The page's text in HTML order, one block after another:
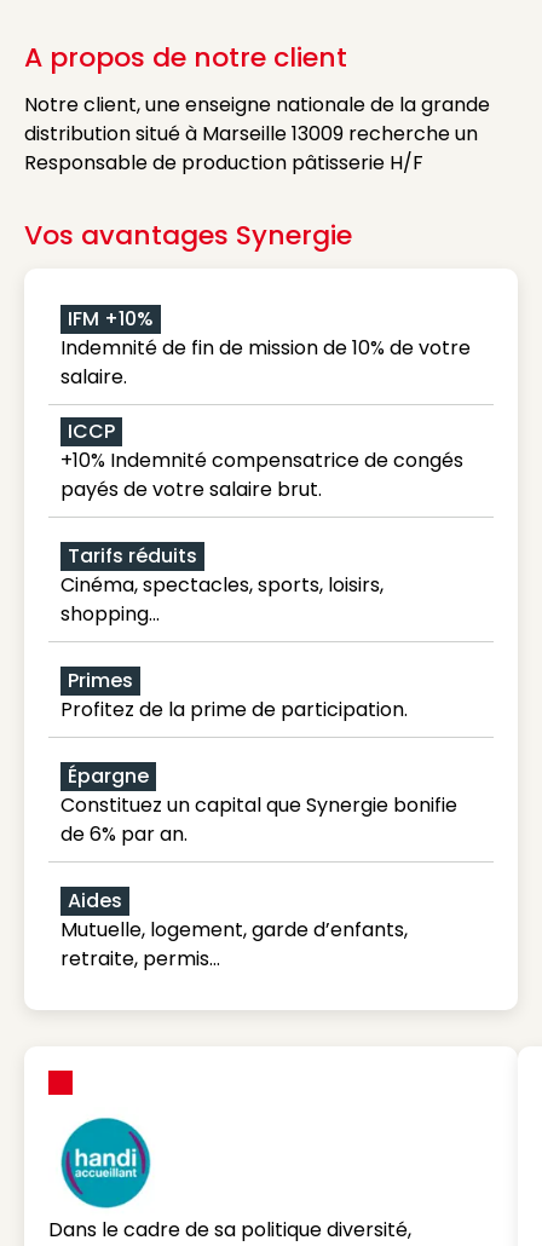
A propos de notre client
Notre client, une enseigne nationale de la grande
distribution situé à Marseille 13009 recherche un
Responsable de production pâtisserie H/F
Vos avantages Synergie
IFM +10%
Indemnité de fin de mission de 10% de votre
salaire.
ICCP
+10% Indemnité compensatrice de congés
payés de votre salaire brut.
Tarifs réduits
Cinéma, spectacles, sports, loisirs,
shopping...
Primes
Profitez de la prime de participation.
Épargne
Constituez un capital que Synergie bonifie
de 6% par an.
Aides
Mutuelle, logement, garde d’enfants,
retraite, permis…
Dans le cadre de sa politique diversité,